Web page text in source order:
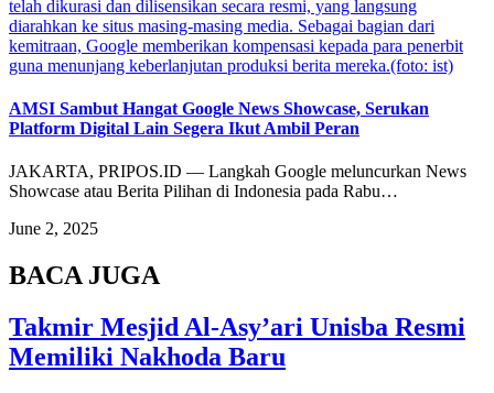
telah dikurasi dan dilisensikan secara resmi, yang langsung
diarahkan ke situs masing-masing media. Sebagai bagian dari
kemitraan, Google memberikan kompensasi kepada para penerbit
guna menunjang keberlanjutan produksi berita mereka.(foto: ist)
AMSI Sambut Hangat Google News Showcase, Serukan
Platform Digital Lain Segera Ikut Ambil Peran
JAKARTA, PRIPOS.ID — Langkah Google meluncurkan News
Showcase atau Berita Pilihan di Indonesia pada Rabu…
June 2, 2025
BACA JUGA
Takmir Mesjid Al-Asy’ari Unisba Resmi
Memiliki Nakhoda Baru